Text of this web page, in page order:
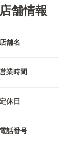
店舗情報
店舗名
業時間
定休日
電話番号